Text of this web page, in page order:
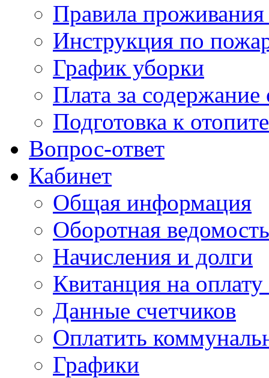
Правила
Инструкция по
График уборки
Плата за
Подготовка к
Вопрос-ответ
Кабинет
Общая информация
Оборотная ведомость
Начисления и долги
Квитанция на
Данные счетчиков
Оплатить
Графики